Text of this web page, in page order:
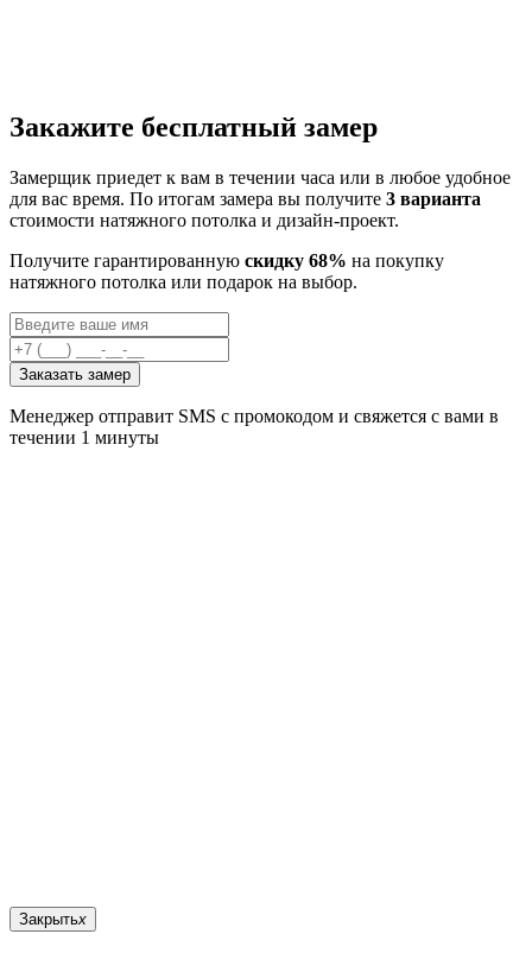
Закажите бесплатный замер
Замерщик приедет к вам в течении часа или в любое удобное
для вас время. По итогам замера вы получите 3 варианта
стоимости натяжного потолка и дизайн-проект.
Получите гарантированную скидку 68% на покупку
натяжного потолка или подарок на выбор.
Заказать замер
Менеджер отправит SMS с промокодом и свяжется с вами в
течении 1 минуты
Закрытьx